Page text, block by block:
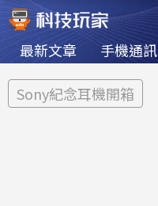
最新文章 手機通訊
Sony紀念耳機開箱